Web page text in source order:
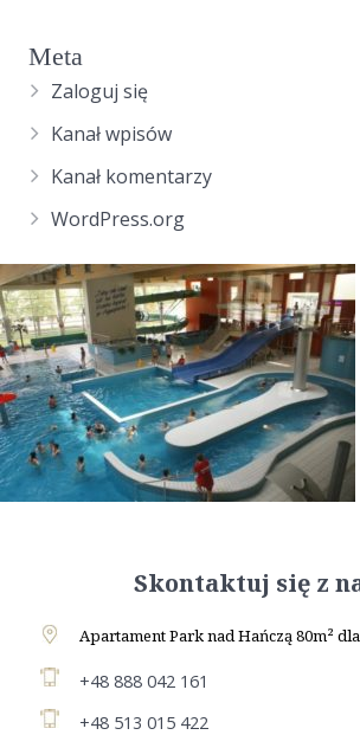
Meta
Zaloguj się
Kanał wpisów
Kanał komentarzy
WordPress.org
Skontaktuj się z
Apartament Park nad Hańczą 80m²
+48 888 042 161
+48 513 015 422